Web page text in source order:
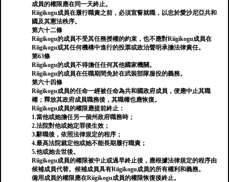
成員的權限應在同一天終止。
Riigikogu成員在履行職責之前，必須宣誓就職，以忠於愛沙尼亞共和
國及其憲法秩序。
第六十二條
Riigikogu的成員不受其任務授權的約束，也不應對Riigikogu成員在
Riigikogu或其任何機構中進行的投票或政治聲明承擔法律責任。
第63條
Riigikogu的成員不得擔任任何其他國家機關。
Riigikogu的成員在任職期間免於在武裝部隊服役的義務。
第六十四條
Riigikogu成員的任命一經被任命為共和國政府成員，便應中止其職
權；釋放其政府成員職務後，其職權也應恢復。
Riigikogu成員的權限應提前終止：
1.當他或她擔任另一個州政府職務時；
2.法院對他或她定罪後生效；
3.辭職後，依照法律規定的程序；
4.最高法院裁定他或她不能長期履行職責；
5.他或她去世後。
Riigikogu成員的權限被中止或過早終止後，應根據法律規定的程序由
候補成員代替。候補成員具有Riigikogu成員的所有權利和義務。
備用成員的權限應在Riigikogu成員的權限恢復後終止。